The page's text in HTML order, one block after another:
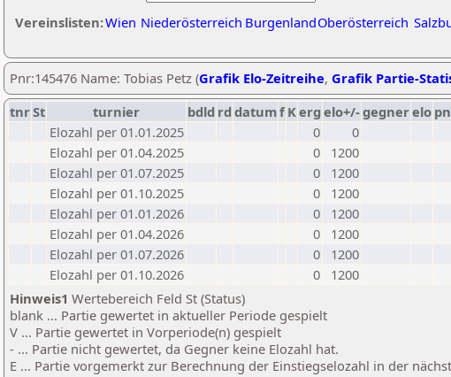
Vereinslisten:Wien Niederösterreich BurgenlandOberösterreich
Pnr:145476 Name: Tobias Petz (Grafik Elo-Zeitreihe, Grafik Partie-
tnrSt turnier bdld rd datumf Kerg elo+/-gegnerelo
Elozahl per 01.01.2025
0
0
Elozahl per 01.04.2025
0
1200
Elozahl per 01.07.2025
0
1200
Elozahl per 01.10.2025
0
1200
Elozahl per 01.01.2026
0
1200
Elozahl per 01.04.2026
0
1200
Elozahl per 01.07.2026
0
1200
Elozahl per 01.10.2026
0
1200
Hinweis1 Wertebereich Feld St (Status)
blank ... Partie gewertet in aktueller Periode gespielt
V ... Partie gewertet in Vorperiode(n) gespielt
- ... Partie nicht gewertet, da Gegner keine Elozahl hat.
E ... Partie vorgemerkt zur Berechnung der Einstiegselozahl in der